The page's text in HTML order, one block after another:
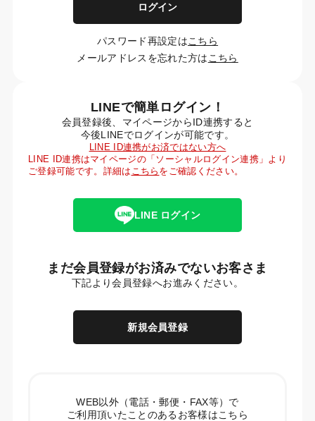
ログイン
パスワード再設定はこちら
メールアドレスを忘れた方は こちら
LINEで簡単ログイン！
会員登録後、マイページからID連携すると
今後LINEでログインが可能です。
LINE ID連携がお済ではない方へ
LINE ID連携はマイページの「ソーシャルログイン連携」より
ご登録可能です。詳細は こちら をご確認ください。
LINE ログイン
まだ会員登録がお済みでないお客さま
下記より会員登録へお進みください。
新規会員登録
WEB以外（電話・郵便・FAX等）で
ご利用頂いたことのあるお客様はこちら